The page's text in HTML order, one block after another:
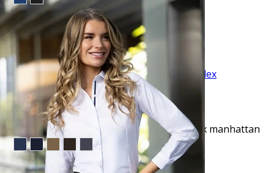
$10.99
$17.95
EVENTO ESPECIAL
VISTA RAPIDA
Pantalón de vestir slim fit negro active flex manhattan
$53.95